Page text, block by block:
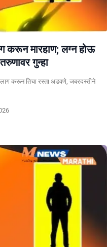
करून मारहाण; लग्न होऊ
गुन्हा
पाठलाग करून तिचा रस्ता अडवणे, जबरदस्तीने